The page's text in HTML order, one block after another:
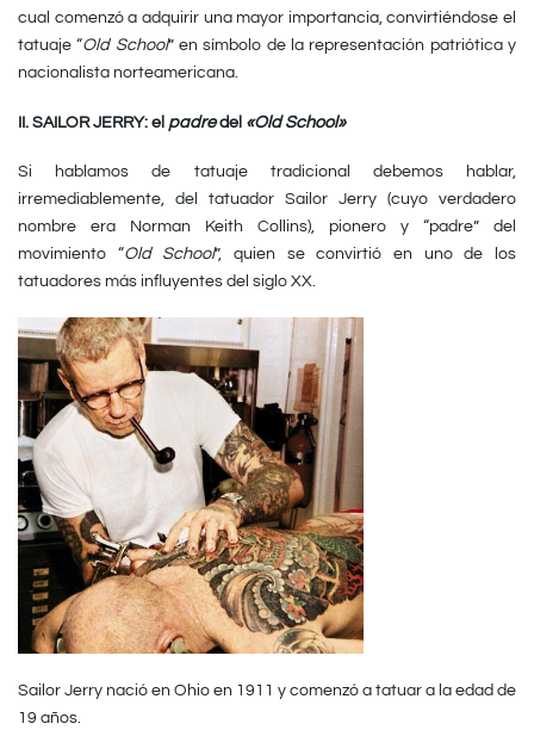
cual comenzó a adquirir una mayor importancia, convirtiéndose el
tatuaje “Old School” en símbolo de la representación patriótica y
nacionalista norteamericana.
II. SAILOR JERRY: el padredel «Old School»
Si hablamos de tatuaje tradicional debemos hablar,
irremediablemente, del tatuador Sailor Jerry (cuyo verdadero
nombre era Norman Keith Collins), pionero y “padre” del
movimiento “Old School”, quien se convirtió en uno de los
tatuadores más influyentes del siglo XX.
Sailor Jerry nació en Ohio en 1911 y comenzó a tatuar a la edad de
19 años.